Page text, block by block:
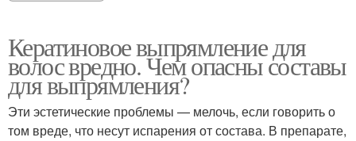
Кератиновое выпрямление для
волос вредно. Чем опасны составы
для выпрямления?
Эти эстетические проблемы — мелочь, если говорить о
том вреде, что несут испарения от состава. В препарате,